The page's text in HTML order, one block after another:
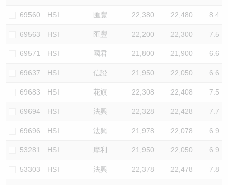
69560 HSI 匯豐 22,380 22,480 8.4
69563 HSI 匯豐 22,200 22,300 7.5
69571 HSI 國君 21,800 21,900 6.6
69637 HSI 信證 21,950 22,050 6.6
69683 HSI 花旗 22,308 22,408 7.5
69694 HSI 法興 22,328 22,428 7.7
69696 HSI 法興 21,978 22,078 6.9
53281 HSI 摩利 21,950 22,050 6.9
53303 HSI 法興 22,378 22,478 7.8